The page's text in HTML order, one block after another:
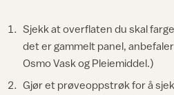
Sjekk at overflaten du skal
det er gammelt panel,
Osmo Vask og Pleiemiddel.)
Gjør et prøveoppstrøk for å